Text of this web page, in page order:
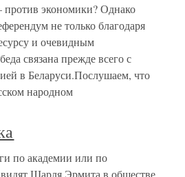
экономики? Однако
не только благодаря
и очевидным
связана прежде всего с
в Беларуси.Послушаем, что
народном
по академии или по
Шарля Эрмита в обществе